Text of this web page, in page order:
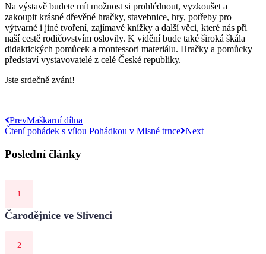
Na výstavě budete mít možnost si prohlédnout, vyzkoušet a
zakoupit krásné dřevěné hračky, stavebnice, hry, potřeby pro
výtvarné i jiné tvoření, zajímavé knížky a další věci, které nás při
naší cestě rodičovstvím oslovily. K vidění bude také široká škála
didaktických pomůcek a montessori materiálu. Hračky a pomůcky
představí vystavovatelé z celé České republiky.
Jste srdečně zváni!
PrevMaškarní dílna
Čtení pohádek s vílou Pohádkou v Mlsné trnce Next
Poslední články
Čarodějnice ve Slivenci